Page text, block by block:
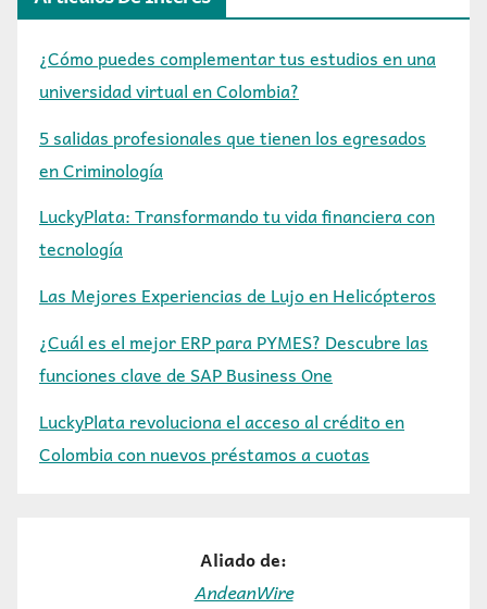
¿Cómo puedes complementar tus estudios en una
universidad virtual en Colombia?
5 salidas profesionales que tienen los egresados
en Criminología
LuckyPlata: Transformando tu vida financiera con
tecnología
Las Mejores Experiencias de Lujo en Helicópteros
¿Cuál es el mejor ERP para PYMES? Descubre las
funciones clave de SAP Business One
LuckyPlata revoluciona el acceso al crédito en
Colombia con nuevos préstamos a cuotas
Aliado de:
AndeanWire